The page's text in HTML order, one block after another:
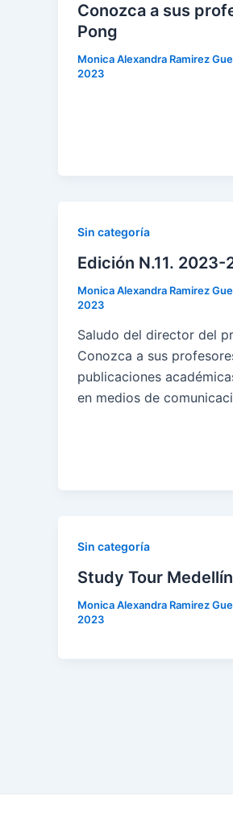
Conozca a sus
Pong
Monica Alexandra Ramirez
2023
Sin categoría
Edición N.11. 2023-
Monica Alexandra Ramirez
2023
Saludo del director del
Conozca a sus
publicaciones
en medios de
Sin categoría
Study Tour
Monica Alexandra Ramirez
2023